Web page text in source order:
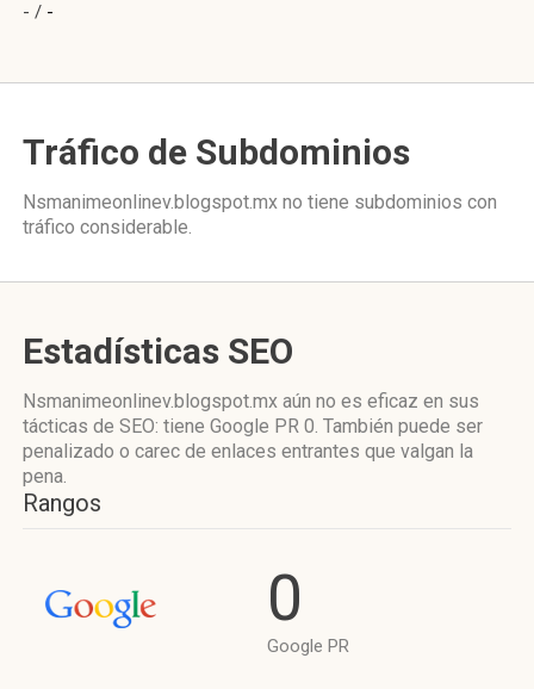
- / -
Tráfico de Subdominios
Nsmanimeonlinev.blogspot.mx no tiene subdominios con
tráfico considerable.
Estadísticas SEO
Nsmanimeonlinev.blogspot.mx aún no es eficaz en sus
tácticas de SEO: tiene Google PR 0. También puede ser
penalizado o carec de enlaces entrantes que valgan la
pena.
Rangos
0
Google PR